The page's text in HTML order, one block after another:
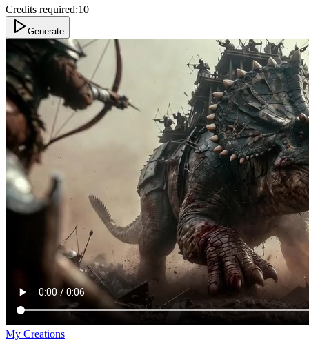
Credits required:10
Generate
My Creations